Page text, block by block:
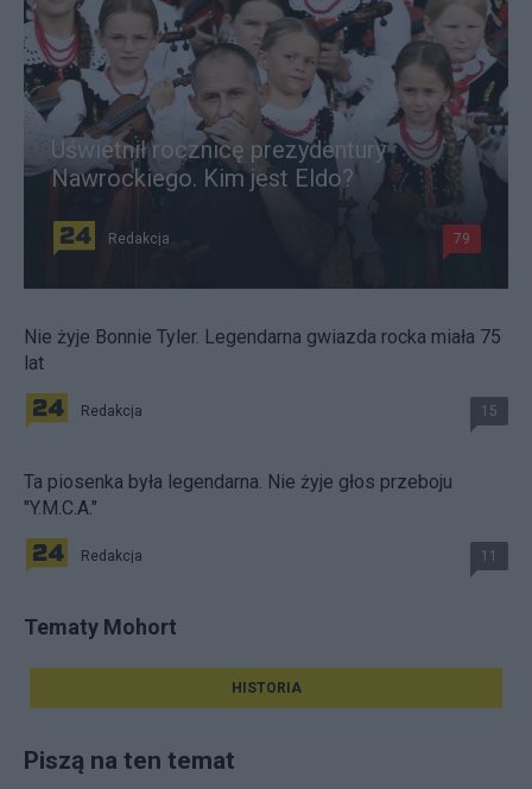
Uświetnił rocznicę prezydentury
Nawrockiego. Kim jest Eldo?
Redakcja 79
Nie żyje Bonnie Tyler. Legendarna gwiazda rocka miała 75
lat
Redakcja 15
Ta piosenka była legendarna. Nie żyje głos przeboju
"Y.M.C.A."
Redakcja 11
Tematy Mohort
HISTORIA
Piszą na ten temat